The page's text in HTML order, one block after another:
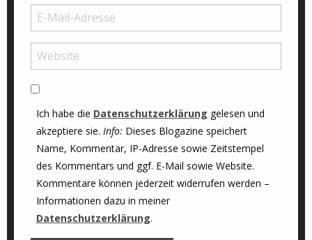
Ich habe die Datenschutzerklärung gelesen und
akzeptiere sie. Info: Dieses Blogazine speichert
Name, Kommentar, IP-Adresse sowie Zeitstempel
des Kommentars und ggf. E-Mail sowie Website.
Kommentare können jederzeit widerrufen werden –
Informationen dazu in meiner
Datenschutzerklärung.